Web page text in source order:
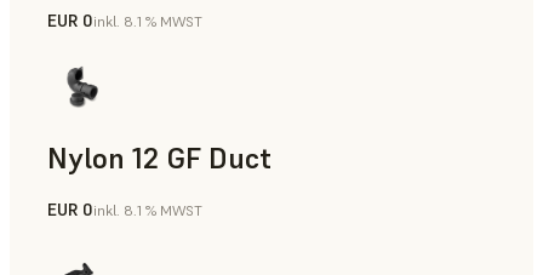
Medizin
EUR 0inkl. 8.1 % MWST
Nylon 12 GF Duct
SLS-Pulver
EUR 0inkl. 8.1 % MWST